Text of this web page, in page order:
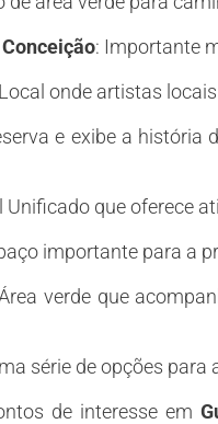
: Importante
onde artistas
e exibe a história
Unificado que oferece
importante para a
verde que
série de opções
de interesse em